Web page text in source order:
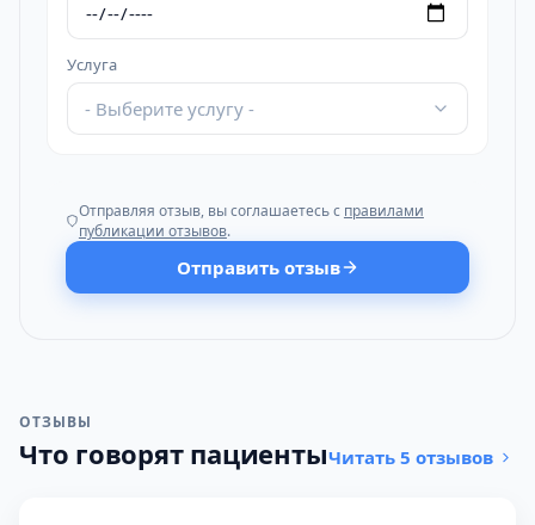
Услуга
- Выберите услугу -
Отправляя отзыв, вы соглашаетесь с правилами
публикации отзывов.
Отправить отзыв
ОТЗЫВЫ
Что говорят пациентыЧитать 5 отзывов